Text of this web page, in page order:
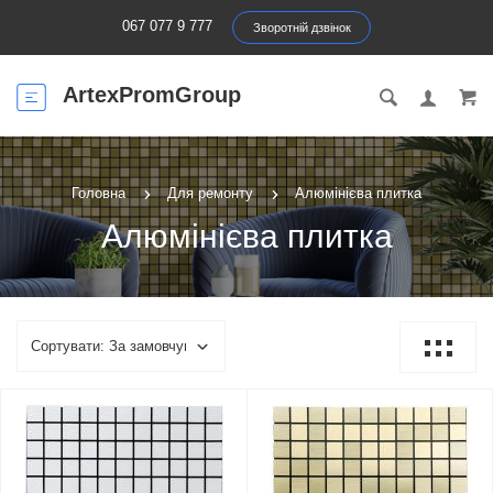
067 077 9 777 Зворотній дзвінок
ArtexPromGroup
Головна Для ремонту Алюмінієва плитка
Алюмінієва плитка